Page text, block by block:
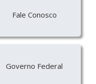
Fale Conosco
Governo Federal